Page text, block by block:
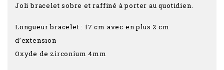
Joli bracelet sobre et raffiné à porter au quotidien.
Longueur bracelet : 17 cm avec en plus 2 cm
d’extension
Oxyde de zirconium 4mm